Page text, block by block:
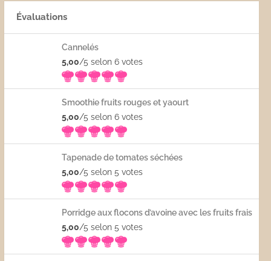
Évaluations
Cannelés
5,00/5 selon 6votes
Smoothie fruits rouges et yaourt
5,00/5 selon 6votes
Tapenade de tomates séchées
5,00/5 selon 5votes
Porridge aux flocons d’avoine avec les fruits frais
5,00/5 selon 5votes